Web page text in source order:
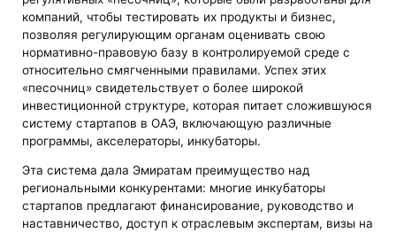
компаний, чтобы тестировать их продукты и бизнес,
позволяя регулирующим органам оценивать свою
нормативно-правовую базу в контролируемой среде с
относительно смягченными правилами. Успех этих
«песочниц» свидетельствует о более широкой
инвестиционной структуре, которая питает сложившуюся
систему стартапов в ОАЭ, включающую различные
программы, акселераторы, инкубаторы.
Эта система дала Эмиратам преимущество над
региональными конкурентами: многие инкубаторы
стартапов предлагают финансирование, руководство и
наставничество, доступ к отраслевым экспертам, визы на